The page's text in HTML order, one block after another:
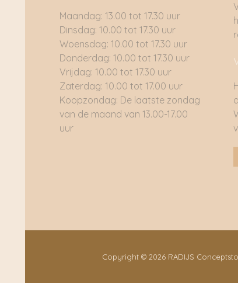
Maandag: 13.00 tot 17.30 uur
Dinsdag: 10.00 tot 17.30 uur
Woensdag: 10.00 tot 17.30 uur
Donderdag: 10.00 tot 17.30 uur
Vrijdag: 10.00 tot 17.30 uur
Zaterdag: 10.00 tot 17.00 uur
Koopzondag: De laatste zondag
van de maand van 13.00-17.00
uur
Copyright © 2026 RADIJS